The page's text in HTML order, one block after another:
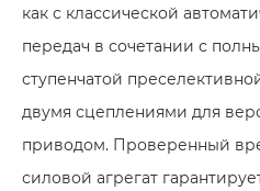
как с классической
передач в сочетании с
ступенчатой
двумя сцеплениями для
приводом. Проверенный
силовой агрегат